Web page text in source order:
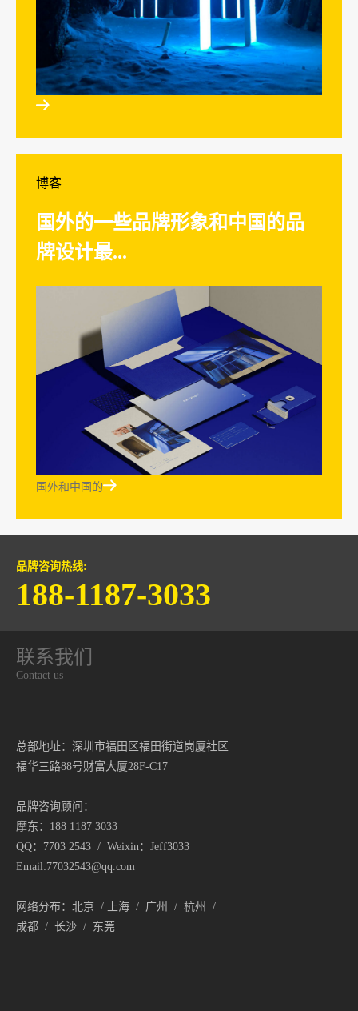

博客
国外的一些品牌形象和中国的品
牌设计最...
国外和中国的
品牌咨询热线:
188-1187-3033
联系我们
Contact us
总部地址：深圳市福田区福田街道岗厦社区
福华三路88号财富大厦28F-C17
品牌咨询顾问：
摩东：188 1187 3033
QQ：7703 2543 / Weixin：Jeff3033
Email:77032543@qq.com
网络分布：北京 / 上海 / 广州 / 杭州 /
成都 / 长沙 / 东莞